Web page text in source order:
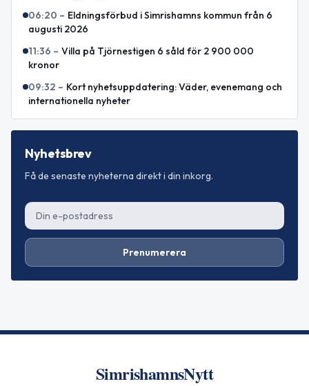
06:20 – Eldningsförbud i Simrishamns kommun från 6
augusti 2026
11:36 – Villa på Tjörnestigen 6 såld för 2 900 000
kronor
09:32 – Kort nyhetsuppdatering: Väder, evenemang och
internationella nyheter
Nyhetsbrev
Få de senaste nyheterna direkt i din inkorg.
Prenumerera
SimrishamnsNytt